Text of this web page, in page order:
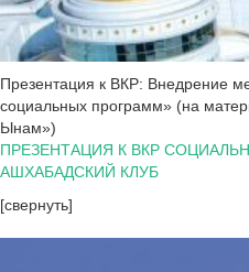
Презентация к ВКР: Внедрение
социальных программ» (на
Ынам»)
ПРЕЗЕНТАЦИЯ К ВКР
АШХАБАДСКИЙ КЛУБ
[свернуть]